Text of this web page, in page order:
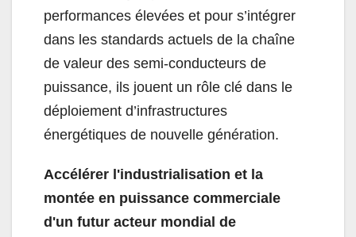
performances élevées et pour s’intégrer
dans les standards actuels de la chaîne
de valeur des semi-conducteurs de
puissance, ils jouent un rôle clé dans le
déploiement d’infrastructures
énergétiques de nouvelle génération.
Accélérer l'industrialisation et la
montée en puissance commerciale
d'un futur acteur mondial de